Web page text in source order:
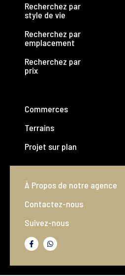
Recherchez par
style de vie
Recherchez par
emplacement
Recherchez par
prix
Commerces
Terrains
Projet sur plan
À Propos de notre agence
Contactez-nous
Suivez-nous